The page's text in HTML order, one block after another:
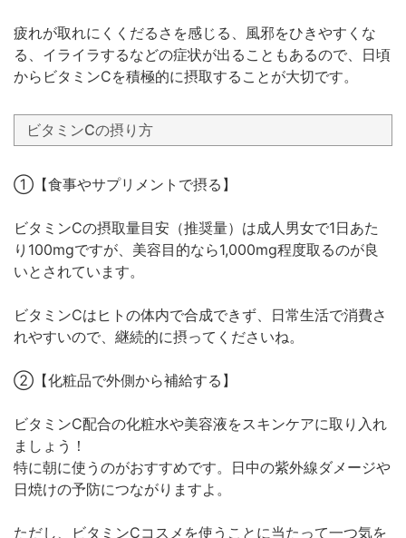
疲れが取れにくくだるさを感じる、風邪をひきやすくな
る、イライラするなどの症状が出ることもあるので、日頃
からビタミンCを積極的に摂取することが大切です。
ビタミンCの摂り方
①【食事やサプリメントで摂る】
ビタミンCの摂取量目安（推奨量）は成人男女で1日あた
り100mgですが、美容目的なら1,000mg程度取るのが良
いとされています。
ビタミンCはヒトの体内で合成できず、日常生活で消費さ
れやすいので、継続的に摂ってくださいね。
②【化粧品で外側から補給する】
ビタミンC配合の化粧水や美容液をスキンケアに取り入れ
ましょう！
特に朝に使うのがおすすめです。日中の紫外線ダメージや
日焼けの予防につながりますよ。
ただし、ビタミンCコスメを使うことに当たって一つ気を